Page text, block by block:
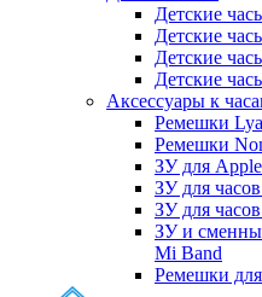
Детские
Детские
Детские
Детские
Аксессуары к
Ремешки
Ремешки
ЗУ для
ЗУ для
ЗУ для
ЗУ и
Mi Band
Ремешки